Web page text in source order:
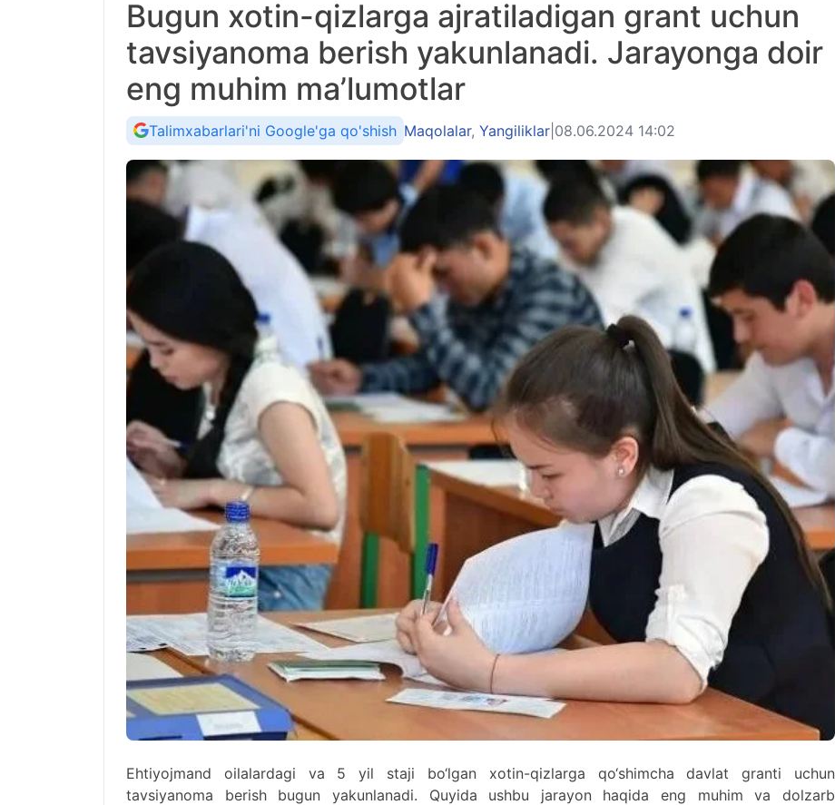
Bugun xotin-qizlarga ajratiladigan grant uchun
tavsiyanoma berish yakunlanadi. Jarayonga doir
eng muhim ma’lumotlar
Talimxabarlari'ni Google'ga qo'shish Maqolalar, Yangiliklar 08.06.2024 14:02
Ehtiyojmand oilalardagi va 5 yil staji bo‘lgan xotin-qizlarga qo‘shimcha davlat granti uchun
tavsiyanoma berish bugun yakunlanadi. Quyida ushbu jarayon haqida eng muhim va dolzarb